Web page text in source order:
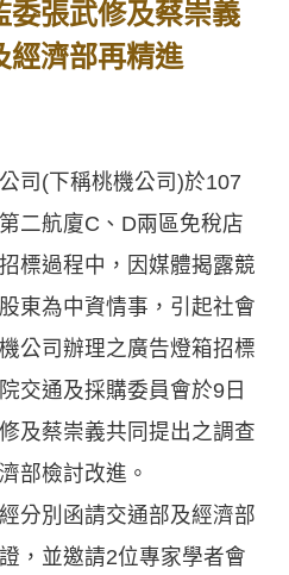
委張武修及蔡崇義
經濟部再精進
司(下稱桃機公司)於107
二航廈C、D兩區免稅店
標過程中，因媒體揭露競
東為中資情事，引起社會
公司辦理之廣告燈箱招標
交通及採購委員會於9日
及蔡崇義共同提出之調查
部檢討改進。
分別函請交通部及經濟部
，並邀請2位專家學者會